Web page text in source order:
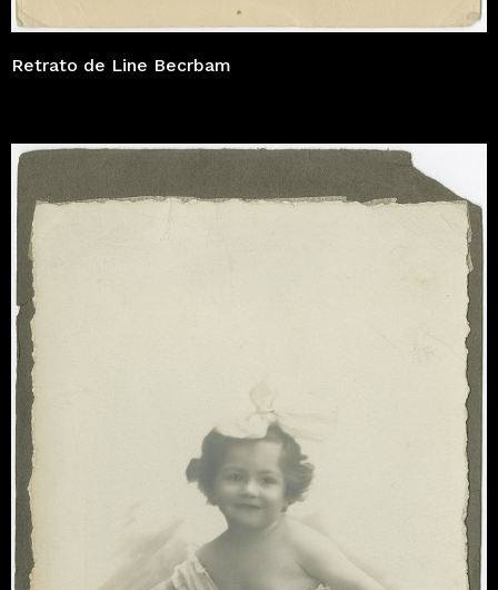
Retrato de Line Becrbam